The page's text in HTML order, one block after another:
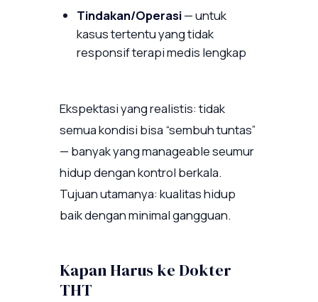
Tindakan/Operasi— untuk
kasus tertentu yang tidak
responsif terapi medis lengkap
Ekspektasi yang realistis: tidak
semua kondisi bisa “sembuh tuntas”
— banyak yang manageable seumur
hidup dengan kontrol berkala.
Tujuan utamanya: kualitas hidup
baik dengan minimal gangguan.
Kapan Harus ke Dokter
THT